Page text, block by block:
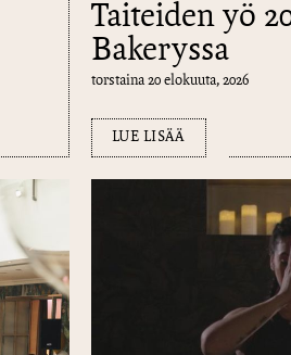
Taiteiden yö
Bakeryssa
torstaina 20 elokuuta, 2026
LUE LISÄÄ